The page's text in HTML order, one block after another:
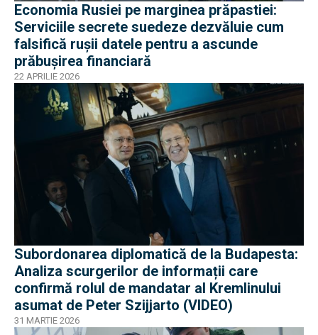
Economia Rusiei pe marginea prăpastiei:
Serviciile secrete suedeze dezvăluie cum
falsifică ruşii datele pentru a ascunde
prăbușirea financiară
22 APRILIE 2026
Subordonarea diplomatică de la Budapesta:
Analiza scurgerilor de informații care
confirmă rolul de mandatar al Kremlinului
asumat de Peter Szijjarto (VIDEO)
31 MARTIE 2026